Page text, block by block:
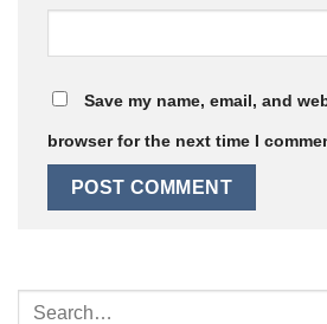
Save my name, email, and
browser for the next time I